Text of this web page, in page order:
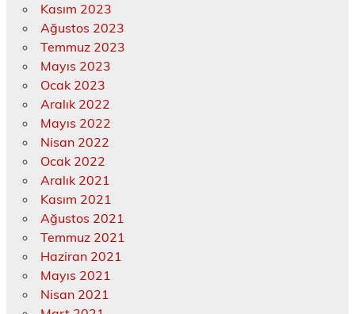
Kasım 2023
Ağustos 2023
Temmuz 2023
Mayıs 2023
Ocak 2023
Aralık 2022
Mayıs 2022
Nisan 2022
Ocak 2022
Aralık 2021
Kasım 2021
Ağustos 2021
Temmuz 2021
Haziran 2021
Mayıs 2021
Nisan 2021